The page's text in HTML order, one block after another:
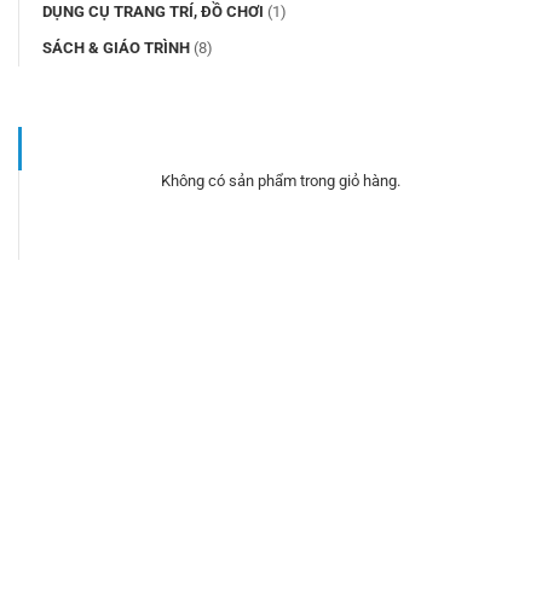
DỤNG CỤ TRANG TRÍ, ĐỒ CHƠI (1)
SÁCH & GIÁO TRÌNH (8)
Không có sản phẩm trong giỏ hàng.